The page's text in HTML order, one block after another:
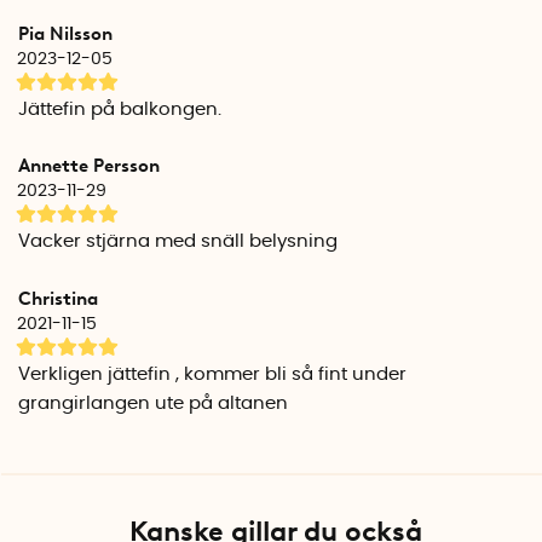
varje kluster.
Specifikationer
Mått: 60 cm x 60 cm x ca 4 cm
Antal lampor: 200 st
Lamptyp: LED
Medellivslängd lampor: 7000 timmar
Färgtemperatur: 2543 Kelvin
Längd strömkabel (PVC): 5 meter
Färg kabel: transparent
Vattentät: IP44
Vikt: 700 gran
Pia Nilsson
2023-12-05
Jättefin på balkongen.
Annette Persson
2023-11-29
Vacker stjärna med snäll belysning
Christina
2021-11-15
Verkligen jättefin , kommer bli så fint under
grangirlangen ute på altanen
Kanske gillar du också